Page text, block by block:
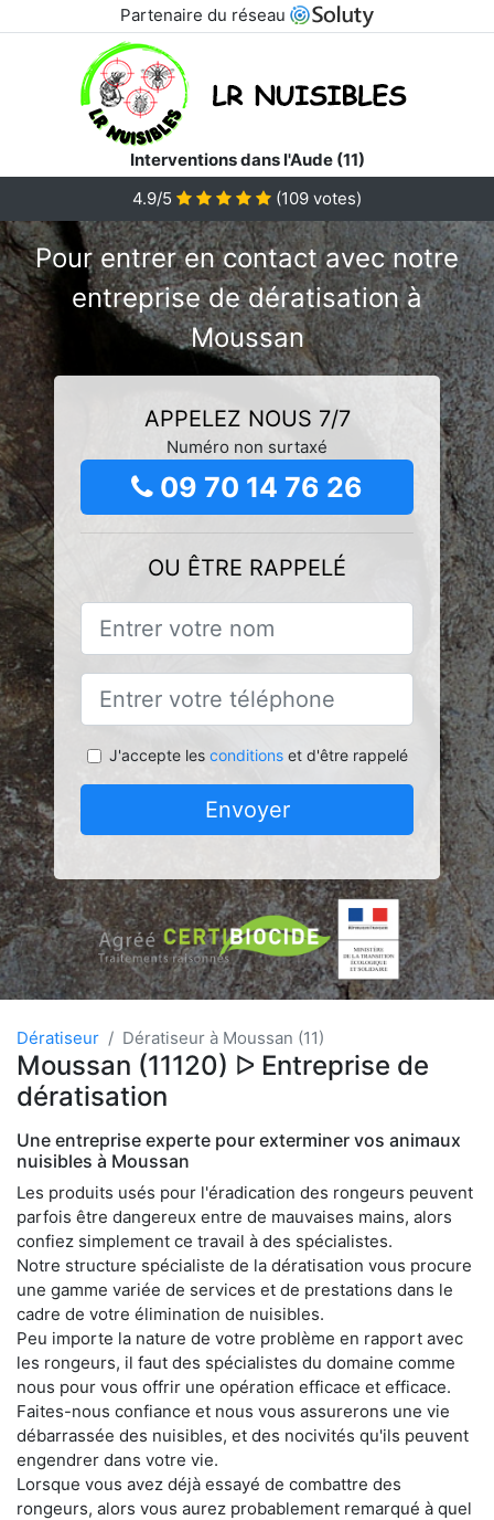
Partenaire du réseau
Interventions dans l'Aude (11)
4.9/5
(109 votes)
Pour entrer en contact avec notre
entreprise de dératisation à
Moussan
APPELEZ NOUS 7/7
Numéro non surtaxé
09 70 14 76 26
OU ÊTRE RAPPELÉ
J'accepte les conditionset d'être rappelé
Envoyer
Dératiseur Dératiseur à Moussan (11)
Moussan (11120) ᐅ Entreprise de
dératisation
Une entreprise experte pour exterminer vos animaux
nuisibles à Moussan
Les produits usés pour l'éradication des rongeurs peuvent
parfois être dangereux entre de mauvaises mains, alors
confiez simplement ce travail à des spécialistes.
Notre structure spécialiste de la dératisation vous procure
une gamme variée de services et de prestations dans le
cadre de votre élimination de nuisibles.
Peu importe la nature de votre problème en rapport avec
les rongeurs, il faut des spécialistes du domaine comme
nous pour vous offrir une opération efficace et efficace.
Faites-nous confiance et nous vous assurerons une vie
débarrassée des nuisibles, et des nocivités qu'ils peuvent
engendrer dans votre vie.
Lorsque vous avez déjà essayé de combattre des
rongeurs, alors vous aurez probablement remarqué à quel